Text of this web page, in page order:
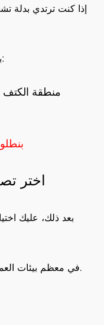
إذا كنت ترتدي بدلة
بدلاً من ذلك، يجب عليك التحقق مما يلي:
منطقة
اختر
بعد ذلك، عليك
في معظم بيئات العمل، تكون الأساليب البسيطة هي الأفضل.